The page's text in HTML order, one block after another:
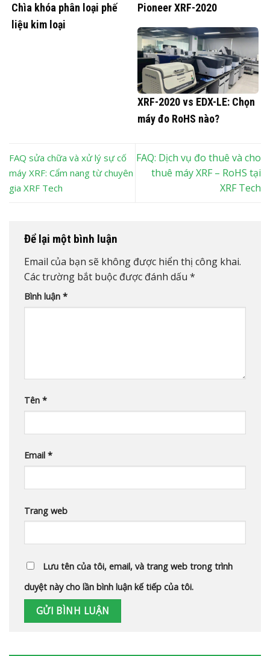
Chìa khóa phân loại phế
liệu kim loại
Pioneer XRF-2020
XRF-2020 vs EDX-LE: Chọn
máy đo RoHS nào?
FAQ sửa chữa và xử lý sự cố
máy XRF: Cẩm nang từ chuyên
gia XRF Tech
FAQ: Dịch vụ đo thuê và cho
thuê máy XRF – RoHS tại
XRF Tech
Để lại một bình luận
Email của bạn sẽ không được hiển thị công khai.
Các trường bắt buộc được đánh dấu *
Bình luận *
Tên *
Email *
Trang web
Lưu tên của tôi, email, và trang web trong trình
duyệt này cho lần bình luận kế tiếp của tôi.